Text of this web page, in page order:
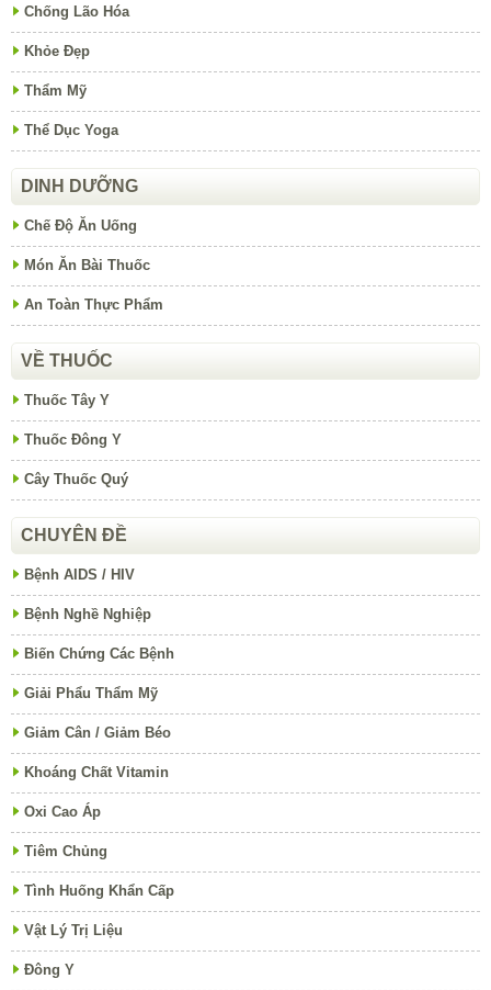
Chống Lão Hóa
Khỏe Đẹp
Thẩm Mỹ
Thể Dục Yoga
DINH DƯỠNG
Chế Độ Ăn Uống
Món Ăn Bài Thuốc
An Toàn Thực Phẩm
VỀ THUỐC
Thuốc Tây Y
Thuốc Đông Y
Cây Thuốc Quý
CHUYÊN ĐỀ
Bệnh AIDS / HIV
Bệnh Nghề Nghiệp
Biến Chứng Các Bệnh
Giải Phẩu Thẩm Mỹ
Giảm Cân / Giảm Béo
Khoáng Chất Vitamin
Oxi Cao Áp
Tiêm Chủng
Tình Huống Khẩn Cấp
Vật Lý Trị Liệu
Đông Y